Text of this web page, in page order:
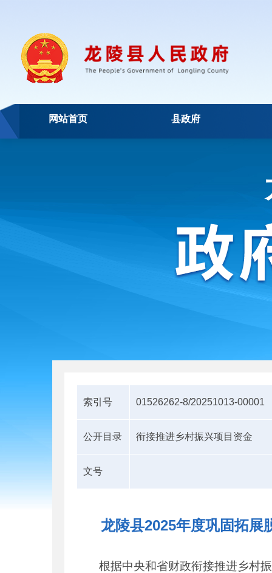
网站首页 县政府
索引号 01526262-8/20251013-00001
公开目录 衔接推进乡村振兴项目资金
文号
龙陵县2025年度巩固拓展
根据中央和省财政衔接推进乡村